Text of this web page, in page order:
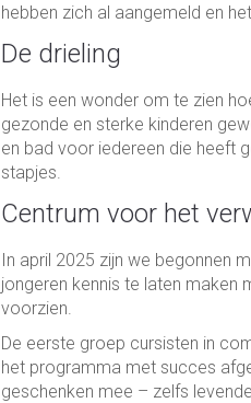
hebben zich al aangemeld en
De drieling
Het is een wonder om te zien
gezonde en sterke kinderen
en bad voor iedereen die heeft
stapjes.
Centrum voor het
In april 2025 zijn we begonnen
jongeren kennis te laten maken
voorzien.
De eerste groep cursisten in
het programma met succes
geschenken mee – zelfs